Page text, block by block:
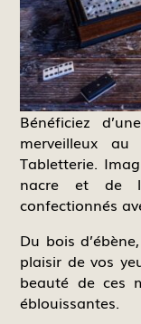
Bénéficiez
merveilleux
Tabletterie.
nacre et de
confectionnés
Du bois
plaisir de vos
beauté de ces
éblouissantes.